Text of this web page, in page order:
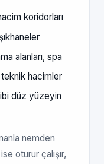
koridorları
alanları, spa
hacimler
düz yüzeyin
nemden
oturur çalışır,